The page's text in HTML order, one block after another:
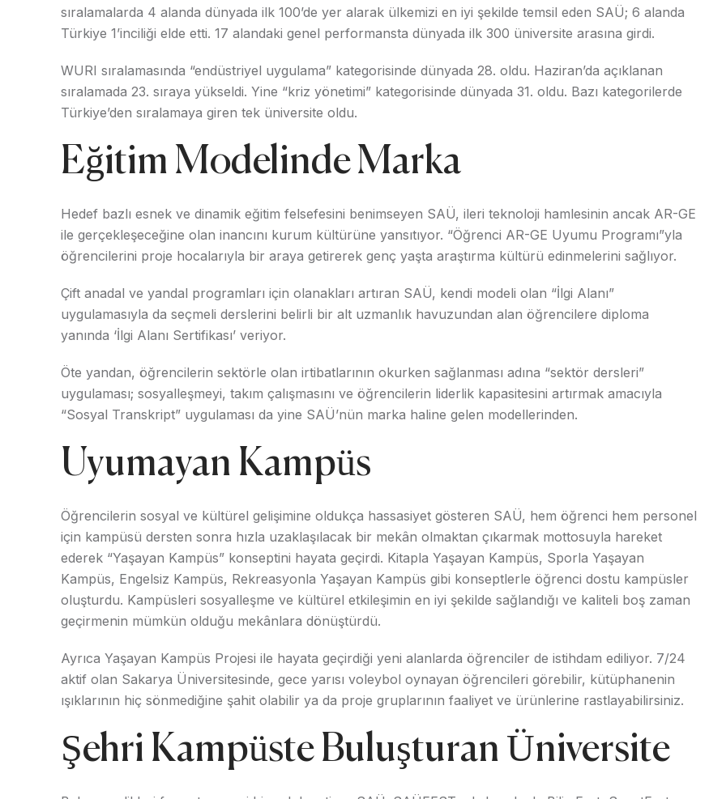
sıralamalarda 4 alanda dünyada ilk 100’de yer alarak ülkemizi en iyi şekilde temsil eden SAÜ; 6 alanda
Türkiye 1’inciliği elde etti. 17 alandaki genel performansta dünyada ilk 300 üniversite arasına girdi.
WURI sıralamasında “endüstriyel uygulama” kategorisinde dünyada 28. oldu. Haziran’da açıklanan
sıralamada 23. sıraya yükseldi. Yine “kriz yönetimi” kategorisinde dünyada 31. oldu. Bazı kategorilerde
Türkiye’den sıralamaya giren tek üniversite oldu.
Eğitim Modelinde Marka
Hedef bazlı esnek ve dinamik eğitim felsefesini benimseyen SAÜ, ileri teknoloji hamlesinin ancak AR-GE
ile gerçekleşeceğine olan inancını kurum kültürüne yansıtıyor. “Öğrenci AR-GE Uyumu Programı”yla
öğrencilerini proje hocalarıyla bir araya getirerek genç yaşta araştırma kültürü edinmelerini sağlıyor.
Çift anadal ve yandal programları için olanakları artıran SAÜ, kendi modeli olan “İlgi Alanı”
uygulamasıyla da seçmeli derslerini belirli bir alt uzmanlık havuzundan alan öğrencilere diploma
yanında ‘İlgi Alanı Sertifikası’ veriyor.
Öte yandan, öğrencilerin sektörle olan irtibatlarının okurken sağlanması adına “sektör dersleri”
uygulaması; sosyalleşmeyi, takım çalışmasını ve öğrencilerin liderlik kapasitesini artırmak amacıyla
“Sosyal Transkript” uygulaması da yine SAÜ’nün marka haline gelen modellerinden.
Uyumayan Kampüs
Öğrencilerin sosyal ve kültürel gelişimine oldukça hassasiyet gösteren SAÜ, hem öğrenci hem personel
için kampüsü dersten sonra hızla uzaklaşılacak bir mekân olmaktan çıkarmak mottosuyla hareket
ederek “Yaşayan Kampüs” konseptini hayata geçirdi. Kitapla Yaşayan Kampüs, Sporla Yaşayan
Kampüs, Engelsiz Kampüs, Rekreasyonla Yaşayan Kampüs gibi konseptlerle öğrenci dostu kampüsler
oluşturdu. Kampüsleri sosyalleşme ve kültürel etkileşimin en iyi şekilde sağlandığı ve kaliteli boş zaman
geçirmenin mümkün olduğu mekânlara dönüştürdü.
Ayrıca Yaşayan Kampüs Projesi ile hayata geçirdiği yeni alanlarda öğrenciler de istihdam ediliyor. 7/24
aktif olan Sakarya Üniversitesinde, gece yarısı voleybol oynayan öğrencileri görebilir, kütüphanenin
ışıklarının hiç sönmediğine şahit olabilir ya da proje gruplarının faaliyet ve ürünlerine rastlayabilirsiniz.
Şehri Kampüste Buluşturan Üniversite